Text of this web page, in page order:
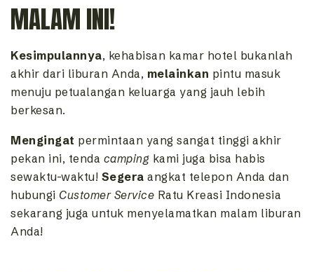
MALAM INI!
Kesimpulannya, kehabisan kamar hotel bukanlah
akhir dari liburan Anda, melainkan pintu masuk
menuju petualangan keluarga yang jauh lebih
berkesan.
Mengingat permintaan yang sangat tinggi akhir
pekan ini, tenda camping kami juga bisa habis
sewaktu-waktu! Segera angkat telepon Anda dan
hubungi Customer Service Ratu Kreasi Indonesia
sekarang juga untuk menyelamatkan malam liburan
Anda!